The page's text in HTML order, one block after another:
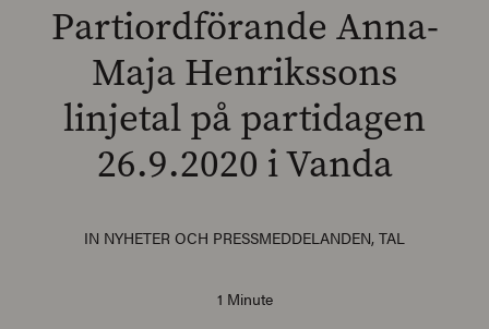
SEARCH
Partiordförande Anna-
Maja Henrikssons
linjetal på partidagen
26.9.2020 i Vanda
IN NYHETER OCH PRESSMEDDELANDEN, TAL
1 Minute